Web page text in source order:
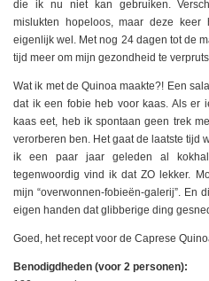
die ik nu niet kan gebruiken.
mislukten hopeloos, maar deze
eigenlijk wel. Met nog 24 dagen tot de
tijd meer om mijn gezondheid te
Wat ik met de Quinoa maakte?! Een
dat ik een fobie heb voor kaas. Als er
kaas eet, heb ik spontaan geen trek
verorberen ben. Het gaat de laatste tijd
ik een paar jaar geleden al
tegenwoordig vind ik dat ZO lekker.
mijn “overwonnen-fobieën-galerij”. En
eigen handen dat glibberige ding
Goed, het recept voor de Caprese
Benodigdheden (voor 2 personen):